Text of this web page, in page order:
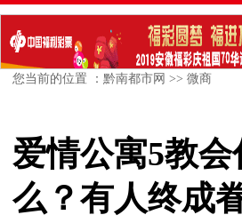
您当前的位置 ：黔南都市网 >>微商
爱情公寓5教会
么？有人终成